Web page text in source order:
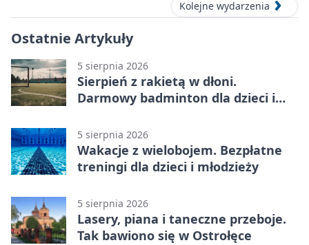
Kolejne wydarzenia
Ostatnie Artykuły
5 sierpnia 2026
Sierpień z rakietą w dłoni.
Darmowy badminton dla dzieci i
5 sierpnia 2026
Wakacje z wielobojem. Bezpłatne
treningi dla dzieci i młodzieży
5 sierpnia 2026
Lasery, piana i taneczne przeboje.
Tak bawiono się w Ostrołęce